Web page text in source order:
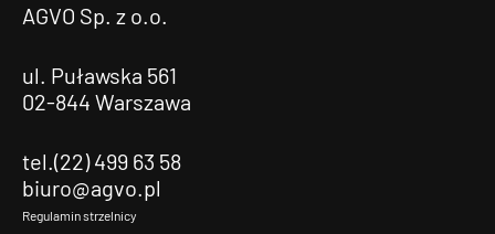
AGVO Sp. z o.o.
ul. Puławska 561
02-844 Warszawa
tel.(22) 499 63 58
biuro@agvo.pl
Regulamin strzelnicy